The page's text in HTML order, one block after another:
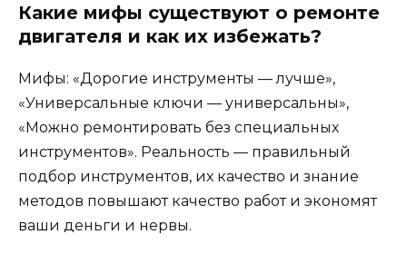
Какие мифы существуют о ремонте
двигателя и как их избежать?
Мифы: «Дорогие инструменты — лучше»,
«Универсальные ключи — универсальны»,
«Можно ремонтировать без специальных
инструментов». Реальность — правильный
подбор инструментов, их качество и знание
методов повышают качество работ и экономят
ваши деньги и нервы.